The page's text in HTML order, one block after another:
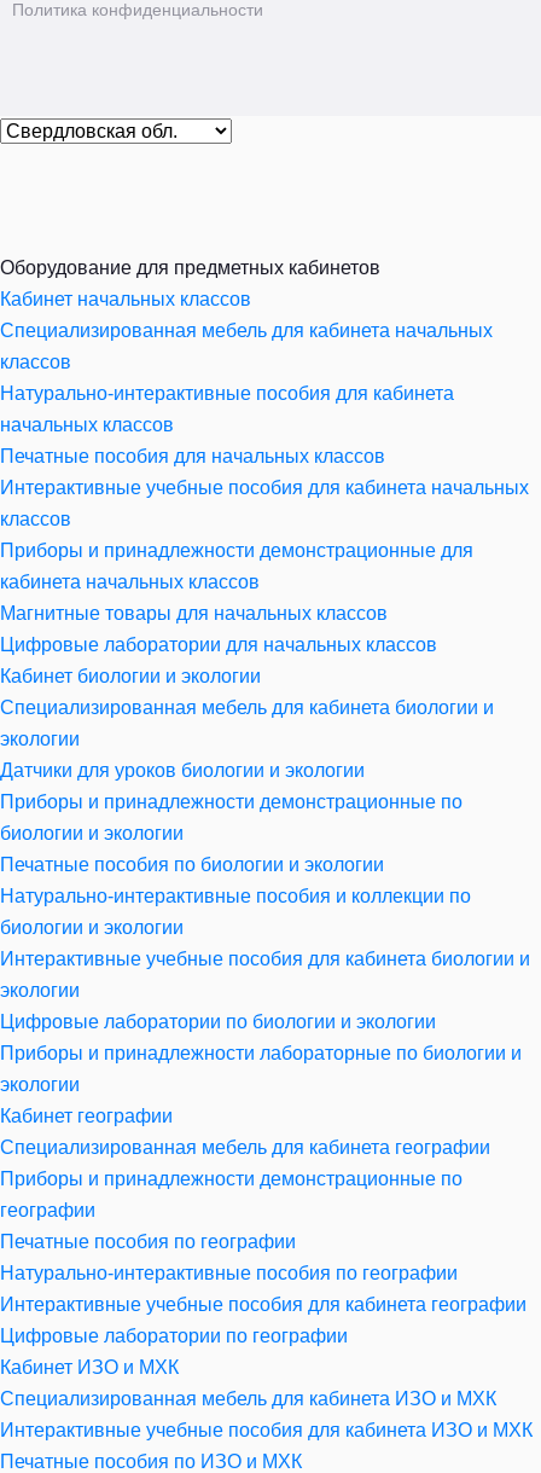
Политика конфиденциальности
Оборудование для предметных кабинетов
Кабинет начальных классов
Специализированная мебель для кабинета начальных
классов
Натурально-интерактивные пособия для кабинета
начальных классов
Печатные пособия для начальных классов
Интерактивные учебные пособия для кабинета начальных
классов
Приборы и принадлежности демонстрационные для
кабинета начальных классов
Магнитные товары для начальных классов
Цифровые лаборатории для начальных классов
Кабинет биологии и экологии
Специализированная мебель для кабинета биологии и
экологии
Датчики для уроков биологии и экологии
Приборы и принадлежности демонстрационные по
биологии и экологии
Печатные пособия по биологии и экологии
Натурально-интерактивные пособия и коллекции по
биологии и экологии
Интерактивные учебные пособия для кабинета биологии и
экологии
Цифровые лаборатории по биологии и экологии
Приборы и принадлежности лабораторные по биологии и
экологии
Кабинет географии
Специализированная мебель для кабинета географии
Приборы и принадлежности демонстрационные по
географии
Печатные пособия по географии
Натурально-интерактивные пособия по географии
Интерактивные учебные пособия для кабинета географии
Цифровые лаборатории по географии
Кабинет ИЗО и МХК
Специализированная мебель для кабинета ИЗО и МХК
Интерактивные учебные пособия для кабинета ИЗО и МХК
Печатные пособия по ИЗО и МХК